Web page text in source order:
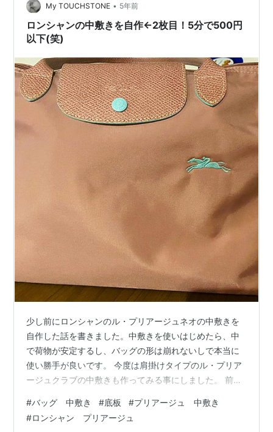
ルポーレンを使っています。 発砲ポリエチレンで出来た
やわらかい下敷きみたいなものです。 厚さも薄いものか
らい…
My TOUCHSTONE • 5年前
ロンシャンの中敷きを自作←2枚目！5分で500円
以下(笑)
少し前にロンシャンのル・プリアージュネオの中敷きを
自作した話を書きました。中敷きを使いはじめたら、中
で荷物が安定するし、バッグの形は崩れないしで本当に
使い勝手が良いです。 今度は肩掛けタイプのル・プリア
ージュクラブの中敷きも作ってみる事にしました。 前回
は全く同じなのでプリアージュネオのSサイズをお持ちの
方は前回の記事を読んでくださいね！ 今回、私が作った
#バッグ 中敷き #底板 #プリアージュ 中敷き
#ロンシャン プリアージュ